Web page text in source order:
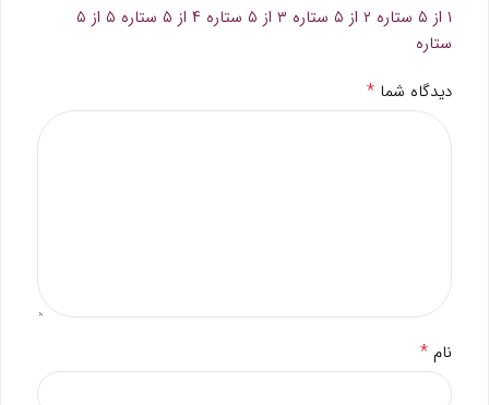
۱ از ۵ ستاره
۲ از ۵ ستاره ۳ از ۵ ستاره ۴ از ۵ ستاره
۵ از ۵
ستاره
دیدگاه شما *
نام *